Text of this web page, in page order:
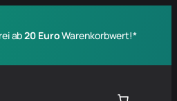
ab20 EuroWarenkorbwert!*